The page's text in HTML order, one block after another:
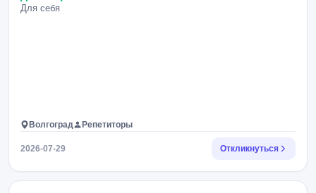
Для себя
Волгоград Репетиторы
2026-07-29 Откликнуться